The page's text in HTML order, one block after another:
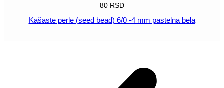
80 RSD
Kašaste perle (seed bead) 6/0 -4 mm pastelna bela